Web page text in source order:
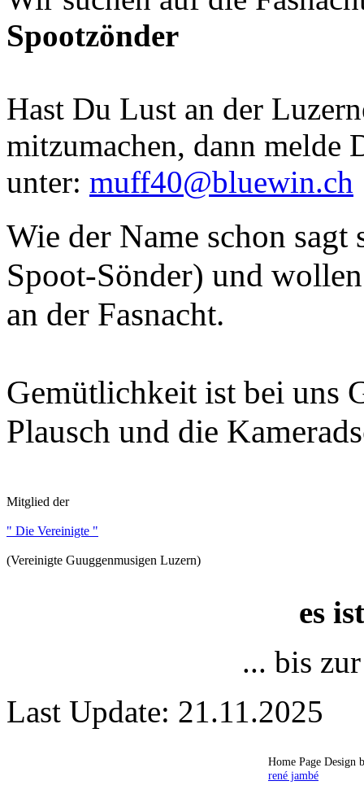
Spootzönder
Hast Du Lust an der
mitzumachen, dann melde
unter: muff40@bluewin.ch
Wie der Name schon
Spoot-Sönder) und
an der Fasnacht.
Gemütlichkeit ist bei uns
Plausch und die
Mitglied der
" Die Vereinigte "
(Vereinigte Guuggenmusigen Luzern)
es
... bis
Last Update: 21.11.2025
Home Page Design
rené jambé